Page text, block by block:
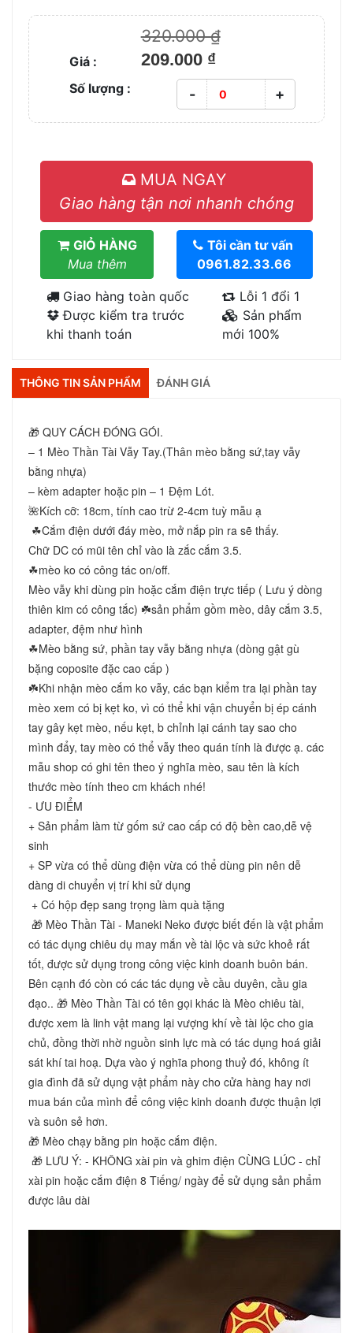
320.000 ₫
Giá : 209.000 ₫
Số lượng : - +
MUA NGAY
Giao hàng tận nơi nhanh chóng
GIỎ HÀNG
Mua thêm
Tôi cần tư vấn
0961.82.33.66
Giao hàng toàn quốc
Được kiểm tra trước
khi thanh toán
Lỗi 1 đổi 1
Sản phẩm
mới 100%
THÔNG TIN SẢN PHẨM ĐÁNH GIÁ
🎁 QUY CÁCH ĐÓNG GÓI.
– 1 Mèo Thần Tài Vẫy Tay.(Thân mèo bằng sứ,tay vẫy
bằng nhựa)
– kèm adapter hoặc pin – 1 Đệm Lót.
🌺Kích cỡ: 18cm, tính cao trừ 2-4cm tuỳ mẫu ạ
☘Cắm điện dưới đáy mèo, mở nắp pin ra sẽ thấy.
Chữ DC có mũi tên chỉ vào là zắc cắm 3.5.
☘mèo ko có công tác on/off.
Mèo vẫy khi dùng pin hoặc cắm điện trực tiếp ( Lưu ý dòng
thiên kim có công tắc) ☘️sản phẩm gồm mèo, dây cắm 3.5,
adapter, đệm như hình
☘Mèo bằng sứ, phần tay vẫy bằng nhựa (dòng gật gù
bặng coposite đặc cao cấp )
☘️Khi nhận mèo cắm ko vẫy, các bạn kiểm tra lại phần tay
mèo xem có bị kẹt ko, vì có thể khi vận chuyển bị ép cánh
tay gây kẹt mèo, nếu kẹt, b chỉnh lại cánh tay sao cho
mình đẩy, tay mèo có thể vẫy theo quán tính là được ạ. các
mẫu shop có ghi tên theo ý nghĩa mèo, sau tên là kích
thước mèo tính theo cm khách nhé!
- ƯU ĐIỂM
+ Sản phẩm làm từ gốm sứ cao cấp có độ bền cao,dễ vệ
sinh
+ SP vừa có thể dùng điện vừa có thể dùng pin nên dễ
dàng di chuyển vị trí khi sử dụng
+ Có hộp đẹp sang trọng làm quà tặng
🎁 Mèo Thần Tài - Maneki Neko được biết đến là vật phẩm
có tác dụng chiêu dụ may mắn về tài lộc và sức khoẻ rất
tốt, được sử dụng trong công việc kinh doanh buôn bán.
Bên cạnh đó còn có các tác dụng về cầu duyên, cầu gia
đạo.. 🎁 Mèo Thần Tài có tên gọi khác là Mèo chiêu tài,
được xem là linh vật mang lại vượng khí về tài lộc cho gia
chủ, đồng thời nhờ nguồn sinh lực mà có tác dụng hoá giải
sát khí tai hoạ. Dựa vào ý nghĩa phong thuỷ đó, không ít
gia đình đã sử dụng vật phẩm này cho cửa hàng hay nơi
mua bán của mình để công việc kinh doanh được thuận lợi
và suôn sẻ hơn.
🎁 Mèo chạy bằng pin hoặc cắm điện.
🎁 LƯU Ý: - KHÔNG xài pin và ghim điện CÙNG LÚC - chỉ
xài pin hoặc cắm điện 8 Tiếng/ ngày để sử dụng sản phẩm
được lâu dài